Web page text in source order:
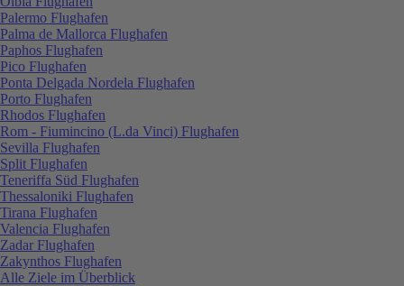
Palermo Flughafen
Palma de Mallorca Flughafen
Paphos Flughafen
Pico Flughafen
Ponta Delgada Nordela Flughafen
Porto Flughafen
Rhodos Flughafen
Rom - Fiumincino (L.da Vinci) Flughafen
Sevilla Flughafen
Split Flughafen
Teneriffa Süd Flughafen
Thessaloniki Flughafen
Tirana Flughafen
Valencia Flughafen
Zadar Flughafen
Zakynthos Flughafen
Alle Ziele im Überblick